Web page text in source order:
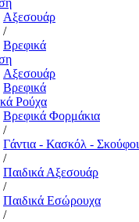
Αξεσουάρ
/
Βρεφικά
Αξεσουάρ
Βρεφικά
Ρούχα
Βρεφικά Φορμάκια
/
Γάντια - Κασκόλ - Σκούφοι
/
Παιδικά Αξεσουάρ
/
Παιδικά Εσώρουχα
/